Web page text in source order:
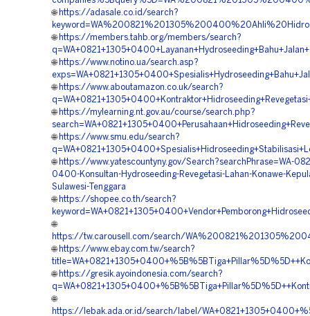
🌐 https://adasale.co.id/search?
🌐 https://members.tahb.org/members/search?
🌐 https://www.notino.ua/search.asp?
🌐 https://www.aboutamazon.co.uk/search?
🌐 https://mylearning.nt.gov.au/course/search.php?
🌐 https://www.smu.edu/search?
🌐 https://www.yatescountyny.gov/Search?searchPhrase=WA-
0400-Konsultan-Hydroseeding-Revegetasi-Lahan-Konawe-
Sulawesi-Tenggara
🌐 https://shopee.co.th/search?
🌐
https://tw.carousell.com/search/
🌐 https://www.ebay.com.tw/search?
🌐 https://gresik.ayoindonesia.com/search?
🌐
https://lebak.ada.or.id/search/label/